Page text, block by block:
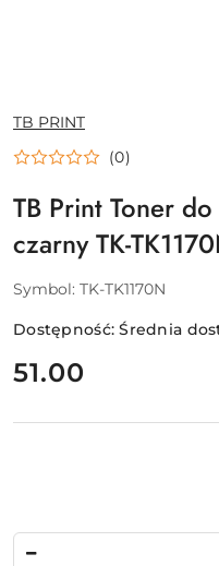
NAZWA
PRODUCENTA:
TB PRINT
(0)
TB Print Toner
czarny TK-
Symbol: TK-TK1170N
Dostępność:Średnia
cena:
51.00